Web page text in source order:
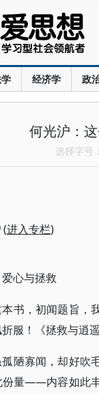
经济学 政
何光沪：
选择字号：
(进入专栏)
心与拯救
书，初闻题旨，
服！《拯救与逍
陋寡闻，却好吹
份量——内容如此